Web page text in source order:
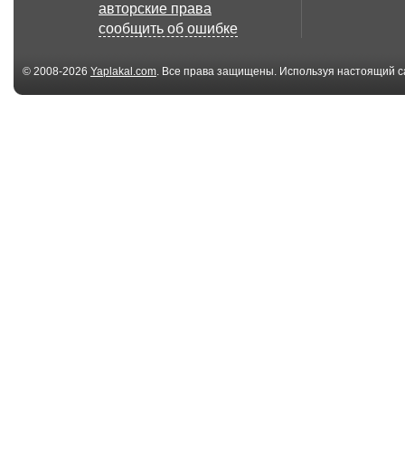
авторские права
сообщить об ошибке
© 2008-2026 Yaplakal.com. Все права защищены. Используя настоящий